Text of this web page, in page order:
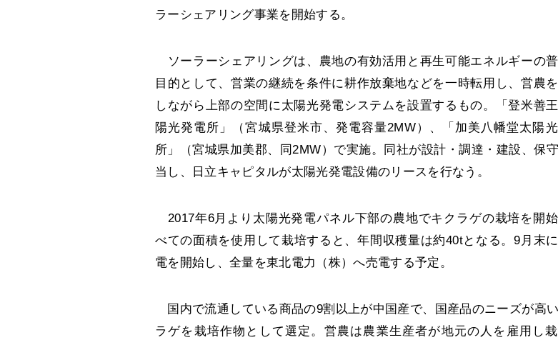
ラーシェアリング事業を開始する。
ソーラーシェアリングは、農地の有効活用と再生可能エネルギーの
目的として、営業の継続を条件に耕作放棄地などを一時転用し、営農
しながら上部の空間に太陽光発電システムを設置するもの。「登米善
陽光発電所」（宮城県登米市、発電容量2MW）、「加美八幡堂太陽
所」（宮城県加美郡、同2MW）で実施。同社が設計・調達・建設、保
当し、日立キャピタルが太陽光発電設備のリースを行なう。
2017年6月より太陽光発電パネル下部の農地でキクラゲの栽培を開
べての面積を使用して栽培すると、年間収穫量は約40tとなる。9月末
電を開始し、全量を東北電力（株）へ売電する予定。
国内で流通している商品の9割以上が中国産で、国産品のニーズが高
ラゲを栽培作物として選定。営農は農業生産者が地元の人を雇用し